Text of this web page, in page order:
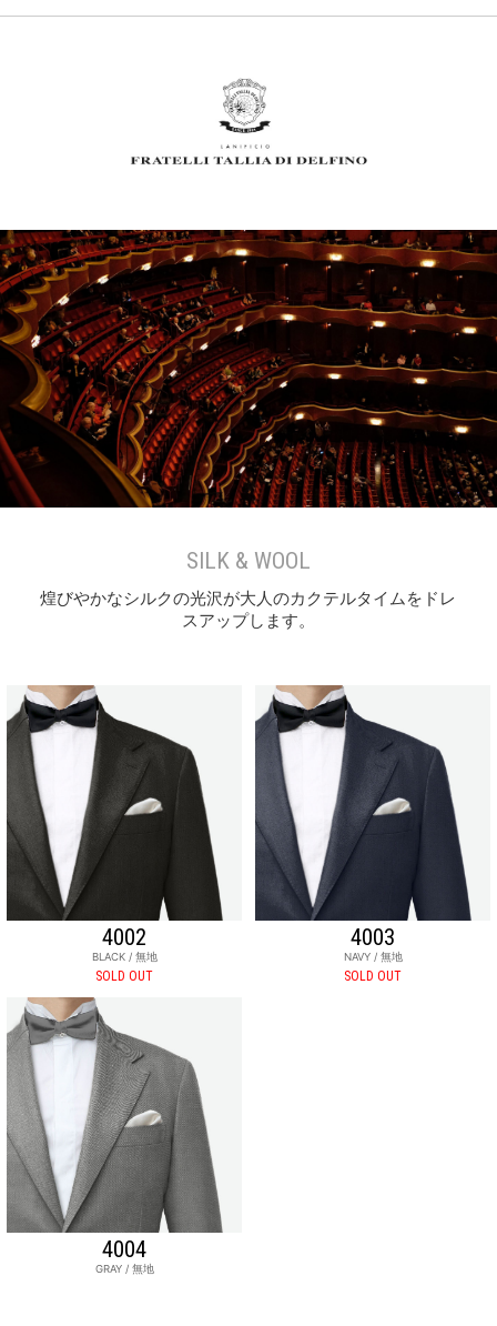
SILK & WOOL
煌びやかなシルクの光沢が大人のカクテルタイムをドレ
スアップします。
4002
BLACK / 無地
SOLD OUT
4003
NAVY / 無地
SOLD OUT
4004
GRAY / 無地